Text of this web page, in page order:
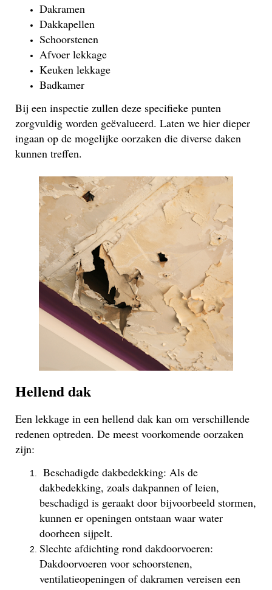
Dakramen
Dakkapellen
Schoorstenen
Afvoer lekkage
Keuken lekkage
Badkamer
Bij een inspectie zullen deze specifieke punten
zorgvuldig worden geëvalueerd. Laten we hier dieper
ingaan op de mogelijke oorzaken die diverse daken
kunnen treffen.
Hellend dak
Een lekkage in een hellend dak kan om verschillende
redenen optreden. De meest voorkomende oorzaken
zijn:
Beschadigde dakbedekking: Als de
dakbedekking, zoals dakpannen of leien,
beschadigd is geraakt door bijvoorbeeld stormen,
kunnen er openingen ontstaan waar water
doorheen sijpelt.
Slechte afdichting rond dakdoorvoeren:
Dakdoorvoeren voor schoorstenen,
ventilatieopeningen of dakramen vereisen een